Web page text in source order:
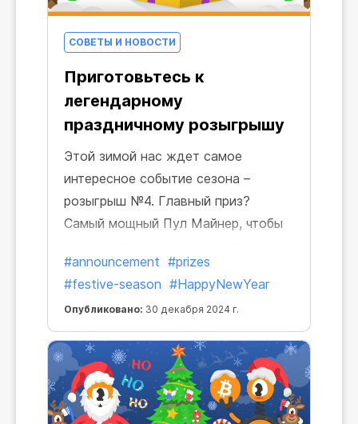
СОВЕТЫ И НОВОСТИ
Приготовьтесь к
легендарному
праздничному розыгрышу
Этой зимой нас ждет самое
интересное событие сезона –
розыгрыш №4. Главный приз?
Самый мощный Пул Майнер, чтобы
вашего майнинга. Но в розыгрыш
попадут только 100 лучших
участников, и #1 получит главную
награду.
#announcement #prizes
#festive-season #HappyNewYear
Опубликовано: 30 декабря 2024 г.